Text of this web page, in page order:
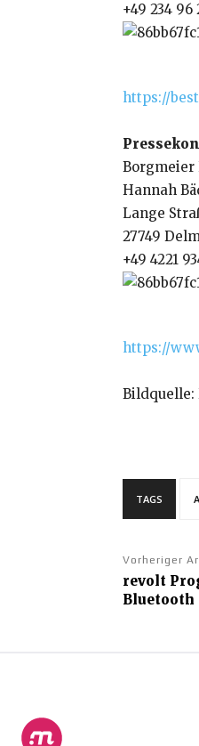
+49 234 96
https://
Borgmeier
Hannah
Lange
27749
+49 4221
https://
TAGS
Vorheriger
revolt
Bluetooth